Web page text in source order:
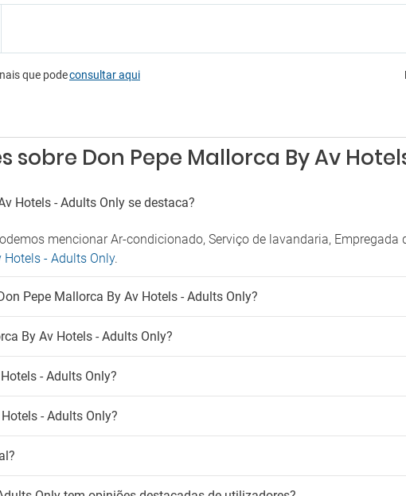
Entretenimento
Sala de TV
Sala de jogos
Estacionamento interior
Câmbio de moeda
Secador
Serviço médico
Venda de excursões
que podeconsultar aqui
sobre Don Pepe Mallorca By Av
Hotels - Adults Only se destaca?
mencionar Ar-condicionado, Serviço de lavandaria, Empregada
Hotels - Adults Only.
Pepe Mallorca By Av Hotels - Adults Only?
By Av Hotels - Adults Only?
- Adults Only?
- Adults Only?